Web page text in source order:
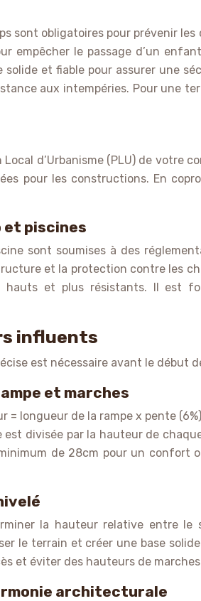
sont obligatoires pour prévenir
empêcher le passage d’un
et fiable pour assurer une
aux intempéries. Pour une
d’Urbanisme (PLU) de votre
pour les constructions. En
et piscines
sont soumises à des
et la protection contre les
et plus résistants. Il est
influents
est nécessaire avant le début
et marches
longueur de la rampe x pente
divisée par la hauteur de
de 28cm pour un confort
la hauteur relative entre le
le terrain et créer une base
et éviter des hauteurs de
architecturale